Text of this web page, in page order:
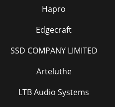
Hapro
Edgecraft
SSD COMPANY LIMITED
Arteluthe
LTB Audio Systems